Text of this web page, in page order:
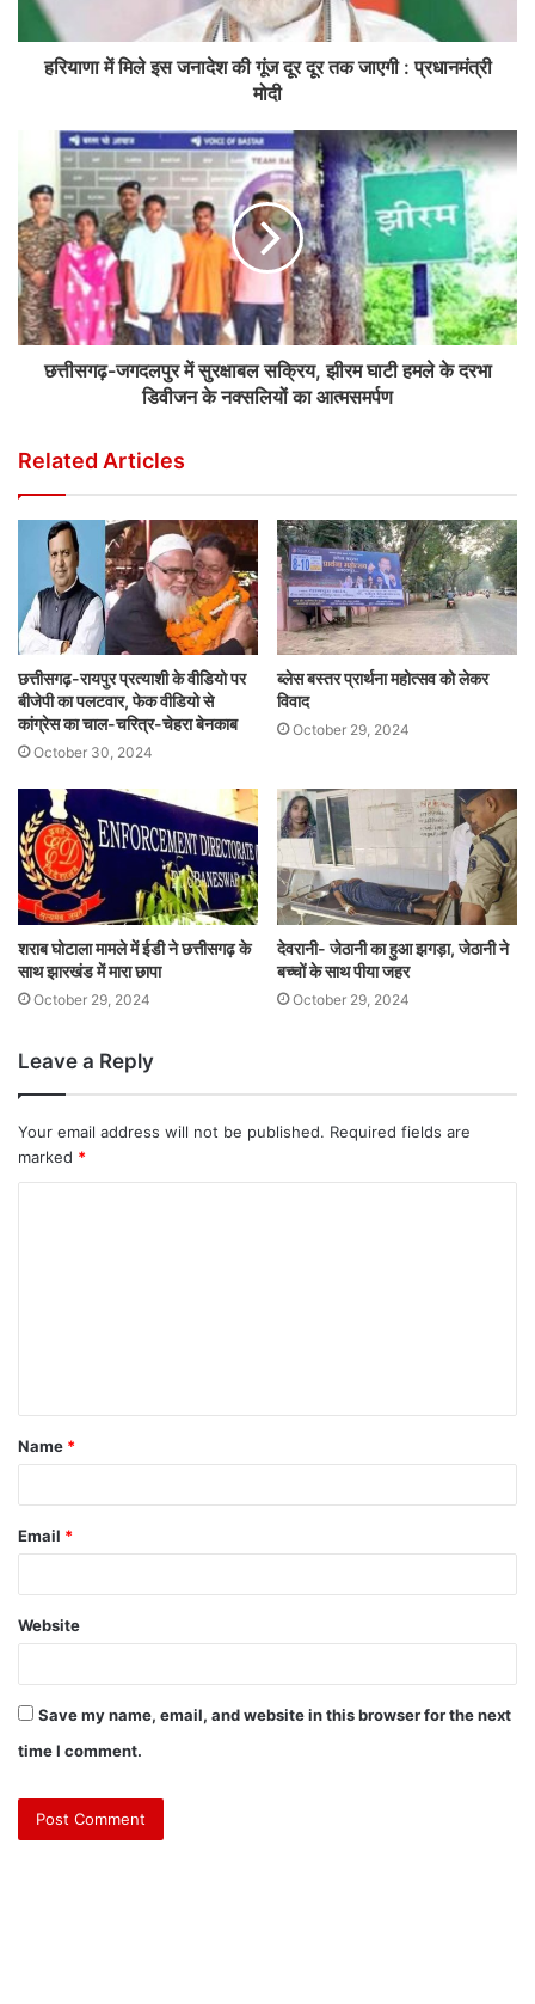
हरियाणा में मिले इस जनादेश की गूंज दूर दूर तक जाएगी : प्रधानमंत्री
मोदी
छत्तीसगढ़-जगदलपुर में सुरक्षाबल सक्रिय, झीरम घाटी हमले के दरभा
डिवीजन के नक्सलियों का आत्मसमर्पण
Related Articles
छत्तीसगढ़-रायपुर प्रत्याशी के वीडियो पर
बीजेपी का पलटवार, फेक वीडियो से
कांग्रेस का चाल-चरित्र-चेहरा बेनकाब
October 30, 2024
ब्लेस बस्तर प्रार्थना महोत्सव को लेकर
विवाद
October 29, 2024
शराब घोटाला मामले में ईडी ने छत्तीसगढ़ के
साथ झारखंड में मारा छापा
October 29, 2024
देवरानी- जेठानी का हुआ झगड़ा, जेठानी ने
बच्चों के साथ पीया जहर
October 29, 2024
Leave a Reply
Your email address will not be published. Required fields are
marked *
Name *
Email *
Website
Save my name, email, and website in this browser for the next
time I comment.